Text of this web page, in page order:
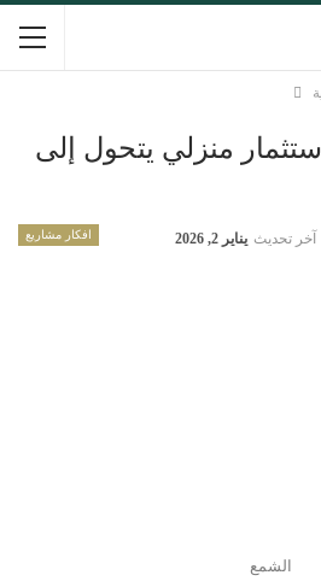
منزلي يتحول إلى
افكار مشاريع آخر تحديث يناير 2, 2026
الشمع